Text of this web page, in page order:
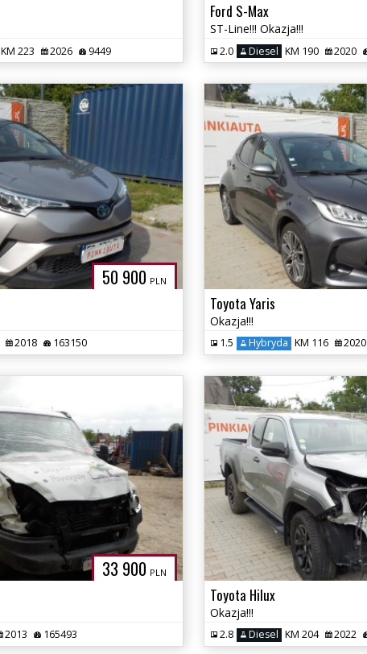
KM 223 2026 9449
Ford S-Max
ST-Line!!! Okazja!!!
2.0 Diesel KM 190 2020
50 900 PLN
2018 163150
Toyota Yaris
Okazja!!!
1.5 Hybryda KM 116 2020
33 900 PLN
2013 165493
Toyota Hilux
Okazja!!!
2.8 Diesel KM 204 2022